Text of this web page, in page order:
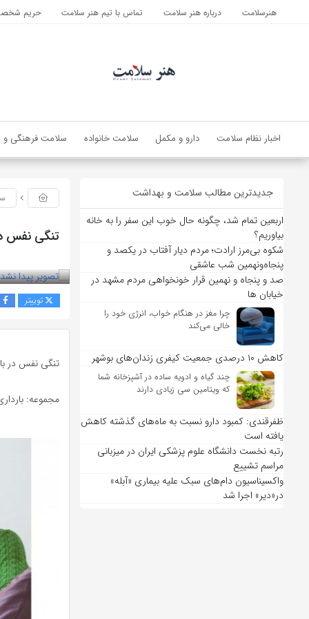
هنرسلامت درباره هنر سلامت تماس با تیم هنر سلامت حریم
اخبار نظام سلامت دارو و مکمل سلامت خانواده سلامت فرهنگی و
جدیدترین مطالب سلامت و بهداشت
اربعین تمام شد، چگونه حال خوب این سفر را به خانه
بیاوریم؟
شکوه بی‌مرز ارادت؛ مردم دیار آفتاب در یکصد و
پنجاه‌ونهمین شب عاشقی
صد و پنجاه و نهمین قرار خونخواهی مردم مشهد در
خیابان ها
چرا مغز در هنگام خواب، انرژی خود را
خالی می‌کند
کاهش ۱۰ درصدی جمعیت کیفری زندان‌های بوشهر
چند گیاه و ادویه ساده در آشپزخانه شما
که ویتامین سی زیادی دارند
ظفرقندی: کمبود دارو نسبت به ماه‌های گذشته کاهش
یافته است
رتبه نخست دانشگاه علوم پزشکی ایران در میزبانی
مراسم تشییع
واکسیناسیون دام‌های سبک علیه بیماری «آبله»
در«دیر» اجرا شد
تنگی نفس
توییتر
تنگی نفس در
مجموعه: